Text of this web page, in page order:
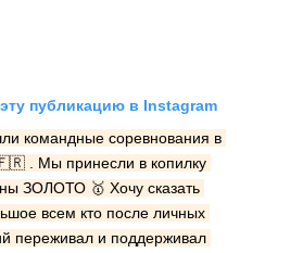
публикацию в Instagram
командные соревнования в
. Мы принесли в копилку
ЗОЛОТО 🥇 Хочу сказать
всем кто после личных
переживал и поддерживал